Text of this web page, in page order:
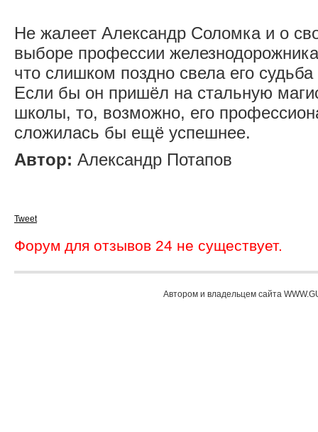
Не жалеет Александр Соломка и о
выборе профессии
что слишком поздно свела его
Если бы он пришёл на стальную
школы, то, возможно, его
сложилась бы ещё успешнее.
Автор: Александр Потапов
Tweet
Форум для отзывов 24 не существует.
Автором и владельцем сайта